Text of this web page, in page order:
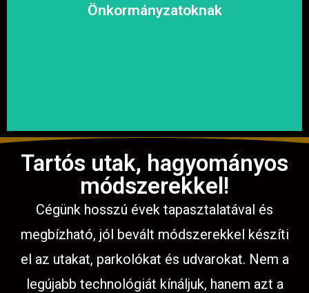
Önkormányzatoknak
garantáljuk a hosszú távú és fenntartható
Tartós utak, hagyományos
módszerekkel!
Cégünk hosszú évek tapasztalatával és
megbízható, jól bevált módszerekkel készíti
el az utakat, parkolókat és udvarokat. Nem a
legújabb technológiát kínáljuk, hanem azt a